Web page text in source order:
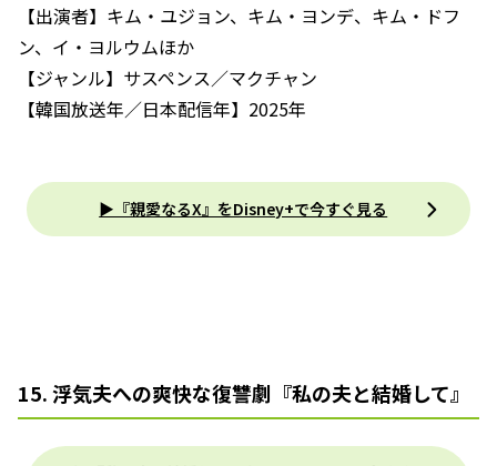
【出演者】キム・ユジョン、キム・ヨンデ、キム・ドフ
ン、イ・ヨルウムほか
【ジャンル】サスペンス／マクチャン
【韓国放送年／日本配信年】2025年
▶『親愛なるX』をDisney+で今すぐ見る
15. 浮気夫への爽快な復讐劇『私の夫と結婚して』